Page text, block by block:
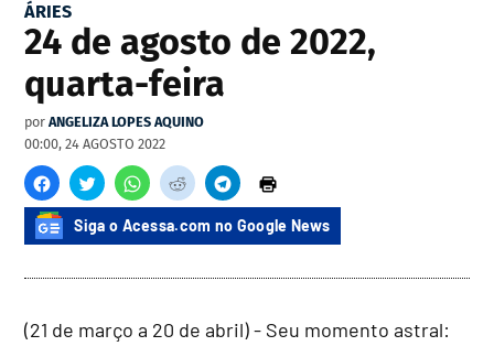
ÁRIES
24 de agosto de 2022,
quarta-feira
por ANGELIZA LOPES AQUINO
00:00, 24 AGOSTO 2022
Siga o Acessa.com no Google News
(21 de março a 20 de abril) - Seu momento astral: